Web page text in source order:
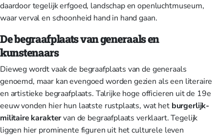
daardoor tegelijk erfgoed, landschap en openluchtmuseum,
waar verval en schoonheid hand in hand gaan.
De begraafplaats van generaals en
kunstenaars
Dieweg wordt vaak de begraafplaats van de generaals
genoemd, maar kan evengoed worden gezien als een literaire
en artistieke begraafplaats. Talrijke hoge officieren uit de 19e
eeuw vonden hier hun laatste rustplaats, wat het burgerlijk-
militaire karaktervan de begraafplaats verklaart. Tegelijk
liggen hier prominente figuren uit het culturele leven